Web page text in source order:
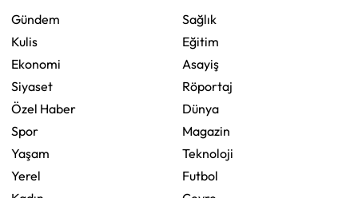
Gündem
Kulis
Ekonomi
Siyaset
Özel Haber
Spor
Yaşam
Yerel
Sağlık
Eğitim
Asayiş
Röportaj
Dünya
Magazin
Teknoloji
Futbol